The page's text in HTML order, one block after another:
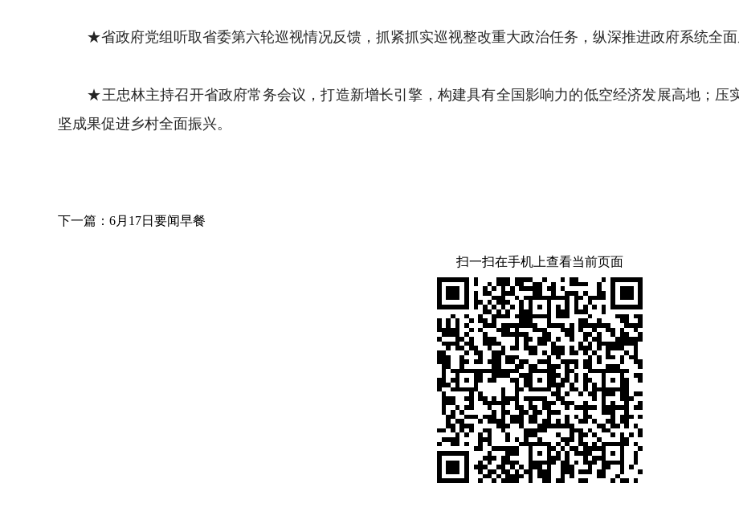
★省政府党组听取省委第六轮巡视情况反馈，抓紧抓实巡视整改重大政治任务，纵深推进政府系统全面
★王忠林主持召开省政府常务会议，打造新增长引擎，构建具有全国影响力的低空经济发展高地；压
坚成果促进乡村全面振兴。
下一篇：6月17日要闻早餐
扫一扫在手机上查看当前页面